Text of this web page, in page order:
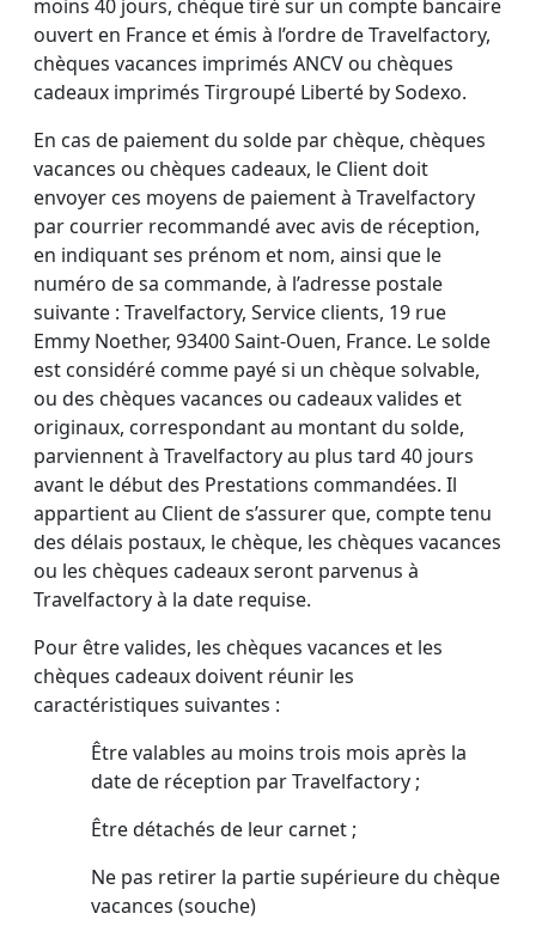
moins 40 jours, chèque tiré sur un compte bancaire
ouvert en France et émis à l’ordre de Travelfactory,
chèques vacances imprimés ANCV ou chèques
cadeaux imprimés Tirgroupé Liberté by Sodexo.
En cas de paiement du solde par chèque, chèques
vacances ou chèques cadeaux, le Client doit
envoyer ces moyens de paiement à Travelfactory
par courrier recommandé avec avis de réception,
en indiquant ses prénom et nom, ainsi que le
numéro de sa commande, à l’adresse postale
suivante : Travelfactory, Service clients, 19 rue
Emmy Noether, 93400 Saint-Ouen, France. Le solde
est considéré comme payé si un chèque solvable,
ou des chèques vacances ou cadeaux valides et
originaux, correspondant au montant du solde,
parviennent à Travelfactory au plus tard 40 jours
avant le début des Prestations commandées. Il
appartient au Client de s’assurer que, compte tenu
des délais postaux, le chèque, les chèques vacances
ou les chèques cadeaux seront parvenus à
Travelfactory à la date requise.
Pour être valides, les chèques vacances et les
chèques cadeaux doivent réunir les
caractéristiques suivantes :
Être valables au moins trois mois après la
date de réception par Travelfactory ;
Être détachés de leur carnet ;
Ne pas retirer la partie supérieure du chèque
vacances (souche)